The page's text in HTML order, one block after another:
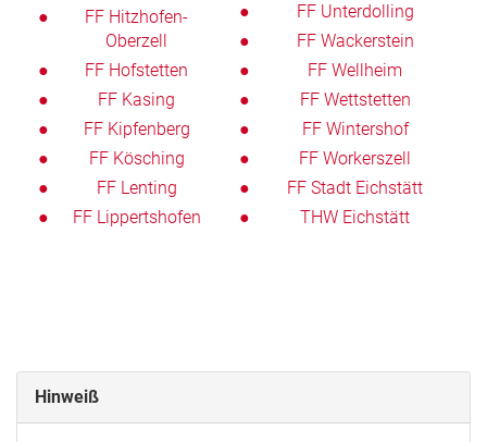
FF Hitzhofen-
Oberzell
FF Hofstetten
FF Kasing
FF Kipfenberg
FF Kösching
FF Lenting
FF Lippertshofen
FF Unterdolling
FF Wackerstein
FF Wellheim
FF Wettstetten
FF Wintershof
FF Workerszell
FF Stadt Eichstätt
THW Eichstätt
Hinweiß